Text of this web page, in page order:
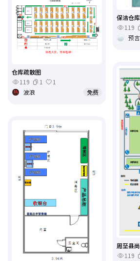
保洁仓
119
预
仓库疏散图
119
1
1
波浪
免费
周至县
119